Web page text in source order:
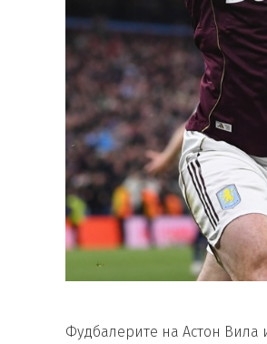
Фудбалерите на Астон Вила